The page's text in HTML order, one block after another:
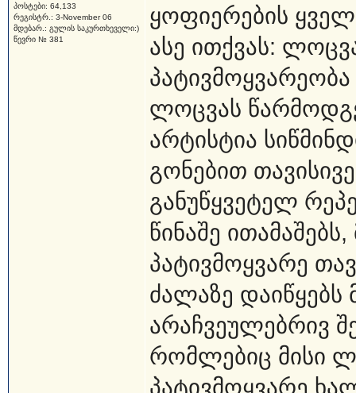
პოსტები: 64,133
რეგისტრ.: 3-November 06
მდებარ.: გულის საკურთხეველი:)
წევრი № 381
ყოფიერების
ასე ითქვას:
ლოცვას
არტისტია
გონებით
განუწყვეტელ
წინაშე
პატივმოყვარე
ძალაზე დაიწყებს
არაჩვეულებრივ
რომლებიც მისი
პატივმოყვარე